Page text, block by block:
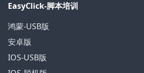
EasyClick-脚本培训
鸿蒙-USB版
安卓版
IOS-USB版